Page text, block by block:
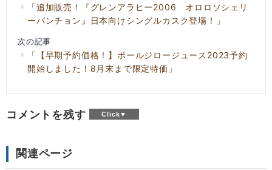
「追加販売！『グレンアラヒー2006 オロロソシェリ
ーパンチョン』日本向けシングルカスク登場！」
次の記事
「【早期予約価格！】ポールジロージュース2023予約
開始しました！8月末まで限定特価」
コメントを残す
関連ページ